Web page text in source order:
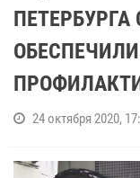
24 октября 2020,